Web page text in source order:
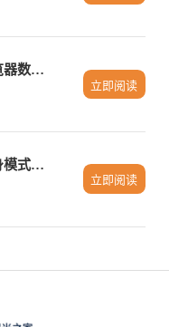
google Chrome浏览器数据同步故障排除
立即阅读
google Chrome隐身模式高级趣味操作技巧
立即阅读